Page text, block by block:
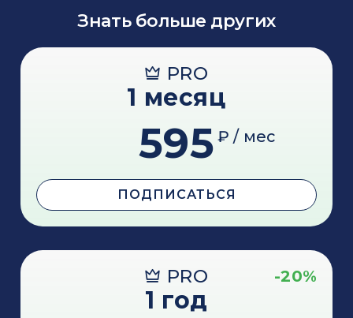
Знать больше других
PRO
1 месяц
595 ₽ / мес
ПОДПИСАТЬСЯ
PRO -20%
1 год